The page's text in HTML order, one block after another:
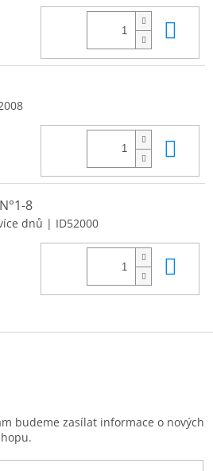
8
dnů | ID52000
budeme zasílat informace o nových